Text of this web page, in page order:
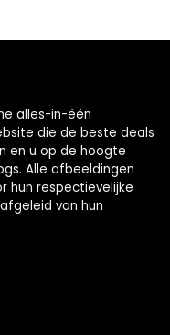
alles-in-één
die de beste deals
en u op de hoogte
Alle afbeeldingen
hun respectievelijke
van hun